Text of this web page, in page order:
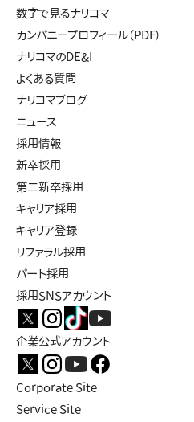
数字で見るナリコマ
カンパニープロフィール（PDF）
ナリコマのDE&I
よくある質問
ナリコマブログ
ニュース
採用情報
新卒採用
第二新卒採用
キャリア採用
キャリア登録
リファラル採用
パート採用
採用SNSアカウント
企業公式アカウント
Corporate Site
Service Site